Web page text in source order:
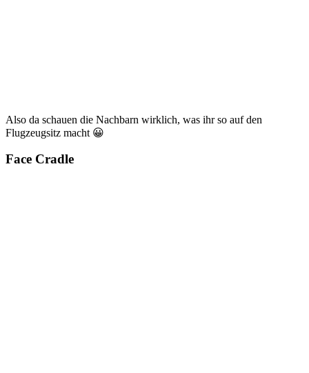
Also da schauen die Nachbarn wirklich, was ihr so auf den
Flugzeugsitz macht 😀
Face Cradle